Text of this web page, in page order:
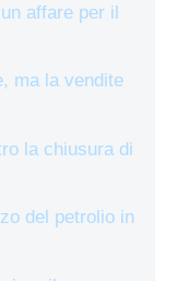
affare per il
ma la vendite
la chiusura di
del petrolio in